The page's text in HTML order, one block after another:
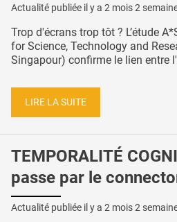
Actualité publiée il y a 2 mois 2
Trop d'écrans trop tôt ? L’étude
for Science, Technology and
Singapour) confirme le lien entre
LIRE LA SUITE
TEMPORALITÉ
passe par le
Actualité publiée il y a 2 mois 2